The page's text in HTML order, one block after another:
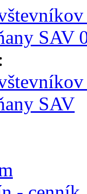
SAV
:
SAV